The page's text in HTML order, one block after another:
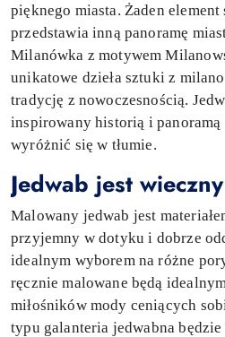
pięknego miasta. Żaden
przedstawia inną panoramę
Milanówka z motywem
unikatowe dzieła sztuki z
tradycję z nowoczesnością.
inspirowany historią i
wyróżnić się w tłumie.
Jedwab jest wieczny
Malowany jedwab jest
przyjemny w dotyku i dobrze
idealnym wyborem na różne
ręcznie malowane będą
miłośników mody ceniących
typu galanteria jedwabna będzie